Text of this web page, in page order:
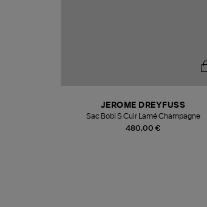
480,00 €
JEROME DREYFUSS
Sac Bobi S Cuir Lamé Champagne